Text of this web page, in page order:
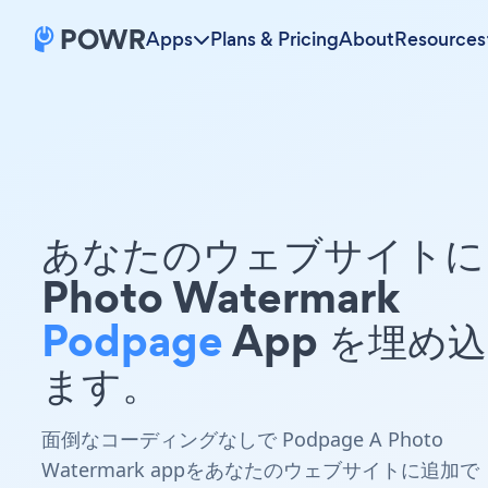
Apps Plans & PricingAboutResources
あなたのウェブサイト
Photo Watermark
PodpageApp を埋め
ます。
面倒なコーディングなしで Podpage A Photo
Watermark appをあなたのウェブサイトに追加で